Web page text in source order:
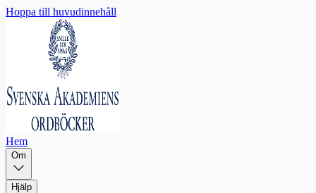
Hoppa till huvudinnehåll
Hem
Om
Hjälp